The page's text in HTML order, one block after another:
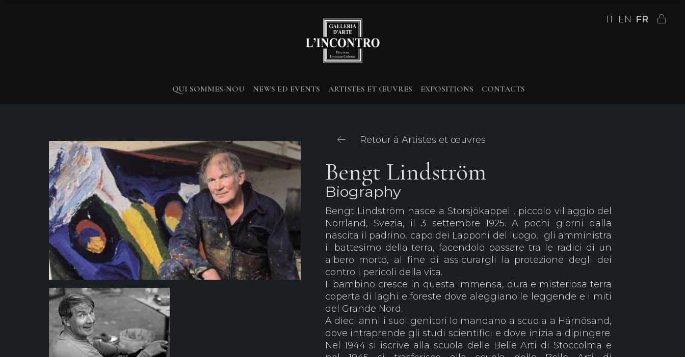
IT EN FR
QUI SOMMES-NOU NEWS ED EVENTS ARTISTES ET ŒUVRES EXPOSITIONS CONTACTS
Retour à Artistes et œuvres
Bengt Lindström
Biography
Bengt Lindström nasce a Storsjökappel , piccolo villaggio del
Norrland, Svezia, il 3 settembre 1925. A pochi giorni dalla
nascita il padrino, capo dei Lapponi del luogo, gli amministra
il battesimo della terra, facendolo passare tra le radici di un
albero morto, al fine di assicurargli la protezione degli dei
contro i pericoli della vita.
Il bambino cresce in questa immensa, dura e misteriosa terra
coperta di laghi e foreste dove aleggiano le leggende e i miti
del Grande Nord.
A dieci anni i suoi genitori lo mandano a scuola a Härnösand,
dove intraprende gli studi scientifici e dove inizia a dipingere.
Nel 1944 si iscrive alla scuola delle Belle Arti di Stoccolma e